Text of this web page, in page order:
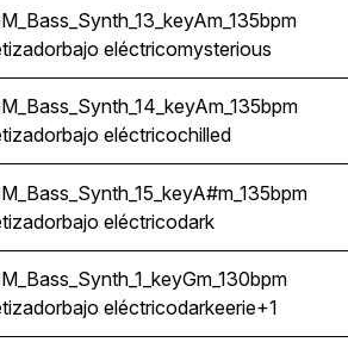
bajo eléctricomysterious
bajo eléctricochilled
bajo eléctricodark
bajo eléctricodarkeerie+1